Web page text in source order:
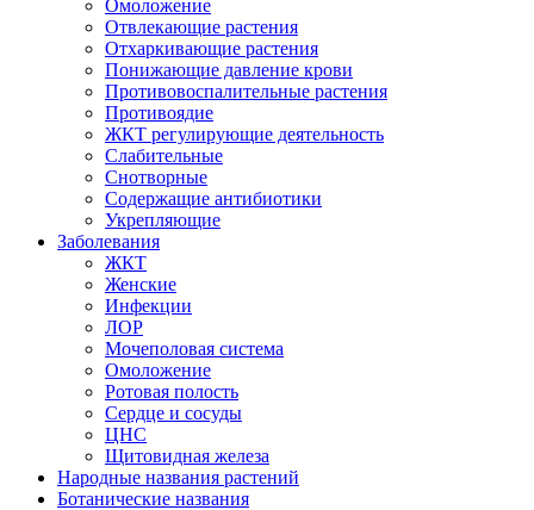
Омоложение
Отвлекающие растения
Отхаркивающие растения
Понижающие давление крови
Противовоспалительные растения
Противоядие
ЖКТ регулирующие деятельность
Слабительные
Снотворные
Содержащие антибиотики
Укрепляющие
Заболевания
ЖКТ
Женские
Инфекции
ЛОР
Мочеполовая система
Омоложение
Ротовая полость
Сердце и сосуды
ЦНС
Щитовидная железа
Народные названия растений
Ботанические названия